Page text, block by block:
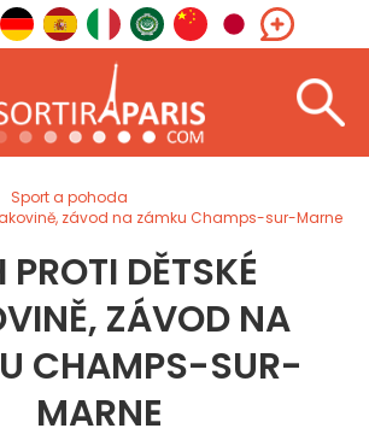
Sport a pohoda
závod na zámku Champs-sur-Marne
PROTI DĚTSKÉ
ZÁVOD NA
CHAMPS-SUR-
MARNE